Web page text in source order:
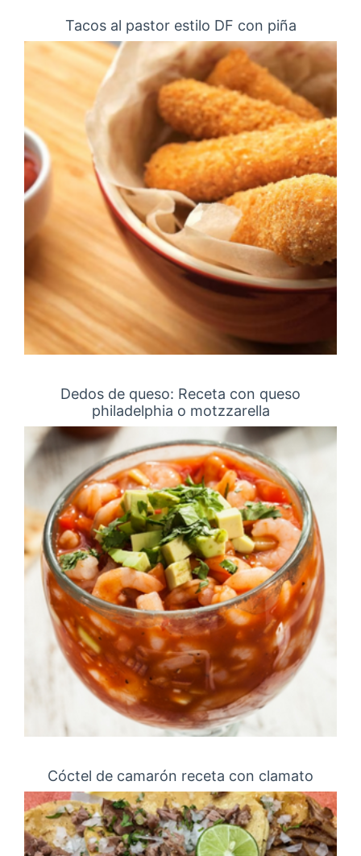
Tacos al pastor estilo DF con piña
Dedos de queso: Receta con queso
philadelphia o motzzarella
Cóctel de camarón receta con clamato